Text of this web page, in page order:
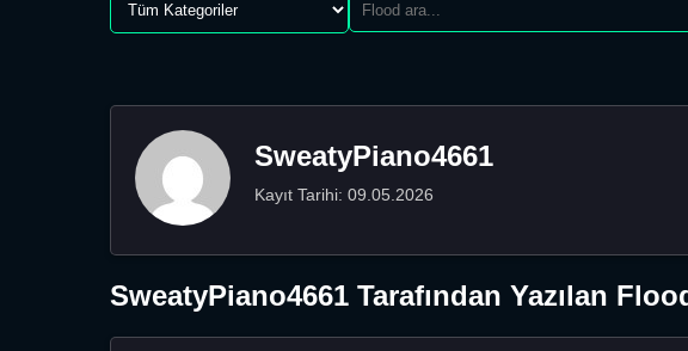
SweatyPiano4661
Kayıt Tarihi: 09.05.2026
SweatyPiano4661 Tarafından Yazılan